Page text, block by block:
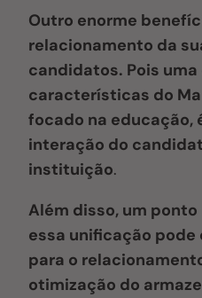
Outro enorme
relacionamento da
candidatos. Pois
características do
focado na educação,
interação do
instituição.
Além disso, um
essa unificação pode
para o
otimização do